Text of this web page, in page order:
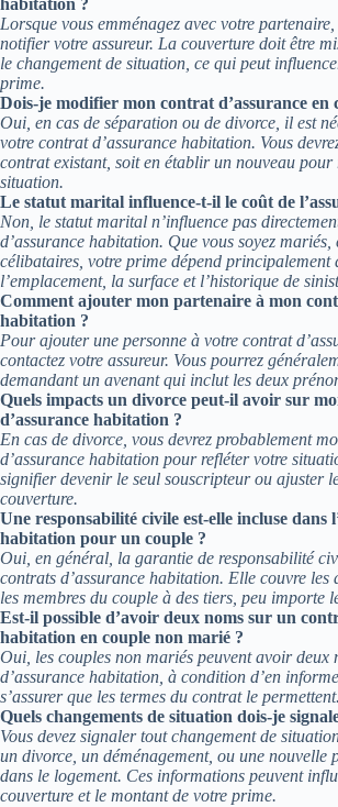
habitation ?
Lorsque vous emménagez avec votre
notifier votre assureur. La couverture doit être
le changement de situation, ce qui peut
prime.
Dois-je modifier mon contrat d’assurance en
Oui, en cas de séparation ou de divorce, il est
votre contrat d’assurance habitation. Vous
contrat existant, soit en établir un nouveau pour
situation.
Le statut marital influence-t-il le coût de
Non, le statut marital n’influence pas
d’assurance habitation. Que vous soyez
célibataires, votre prime dépend principalement
l’emplacement, la surface et l’historique de
Comment ajouter mon partenaire à mon
habitation ?
Pour ajouter une personne à votre contrat
contactez votre assureur. Vous pourrez
demandant un avenant qui inclut les deux
Quels impacts un divorce peut-il avoir sur
d’assurance habitation ?
En cas de divorce, vous devrez probablement
d’assurance habitation pour refléter votre
signifier devenir le seul souscripteur ou ajuster
couverture.
Une responsabilité civile est-elle incluse dans
habitation pour un couple ?
Oui, en général, la garantie de responsabilité
contrats d’assurance habitation. Elle couvre les
les membres du couple à des tiers, peu importe
Est-il possible d’avoir deux noms sur un
habitation en couple non marié ?
Oui, les couples non mariés peuvent avoir deux
d’assurance habitation, à condition d’en
s’assurer que les termes du contrat le permettent.
Quels changements de situation dois-je
Vous devez signaler tout changement de
un divorce, un déménagement, ou une nouvelle
dans le logement. Ces informations peuvent
couverture et le montant de votre prime.